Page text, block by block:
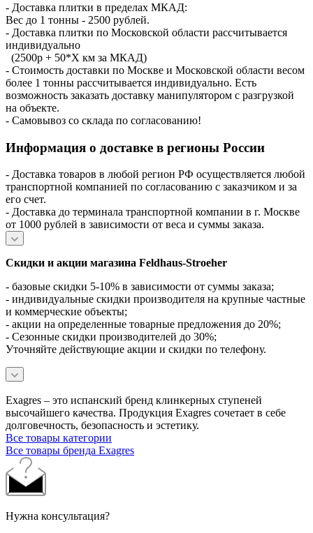
- Доставка плитки в пределах МКАД:
Вес до 1 тонны - 2500 рублей.
- Доставка плитки по Московской области рассчитывается
индивидуально
(2500р + 50*X км за МКАД)
- Стоимость доставки по Москве и Московской области весом
более 1 тонны рассчитывается индивидуально. Есть
возможность заказать доставку манипулятором с разгрузкой
на объекте.
- Самовывоз со склада по согласованию!
Информация о доставке в регионы России
- Доставка товаров в любой регион РФ осуществляется любой
транспортной компанией по согласованию с заказчиком и за
его счет.
- Доставка до терминала транспортной компании в г. Москве
от 1000 рублей в зависимости от веса и суммы заказа.
Скидки и акции магазина Feldhaus-Stroeher
- базовые скидки 5-10% в зависимости от суммы заказа;
- индивидуальные скидки производителя на крупные частные
и коммерческие объекты;
- акции на определенные товарные предложения до 20%;
- Сезонные скидки производителей до 30%;
Уточняйте действующие акции и скидки по телефону.
Exagres – это испанский бренд клинкерных ступеней
высочайшего качества. Продукция Exagres сочетает в себе
долговечность, безопасность и эстетику.
Все товары категории
Все товары бренда Exagres
Нужна консультация?